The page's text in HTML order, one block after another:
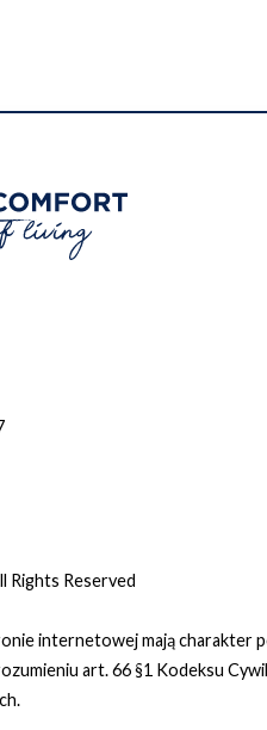
Reserved
internetowej mają charakter
art. 66 §1 Kodeksu